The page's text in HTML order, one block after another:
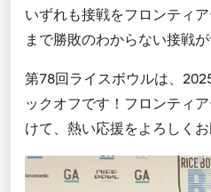
いずれも接戦をフロンティ
まで勝敗のわからない接戦が
第78回ライスボウルは、
ックオフです！フロンティ
けて、熱い応援をよろしく